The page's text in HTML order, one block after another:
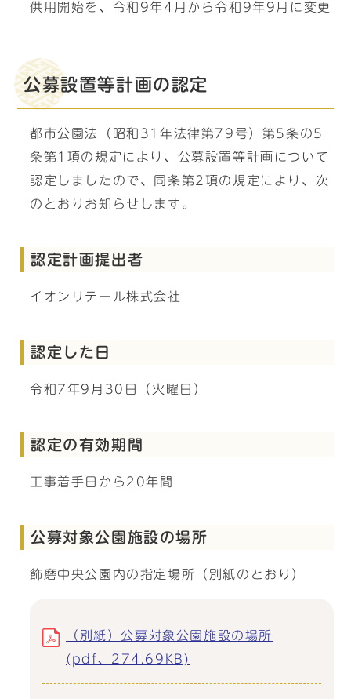
供用開始を、令和9年4月から令和9年9月に変更
公募設置等計画の認定
都市公園法（昭和31年法律第79号）第5条の5
条第1項の規定により、公募設置等計画について
認定しましたので、同条第2項の規定により、次
のとおりお知らせします。
認定計画提出者
イオンリテール株式会社
認定した日
令和7年9月30日（火曜日）
認定の有効期間
工事着手日から20年間
公募対象公園施設の場所
飾磨中央公園内の指定場所（別紙のとおり）
（別紙）公募対象公園施設の場所
(pdf、274.69KB)